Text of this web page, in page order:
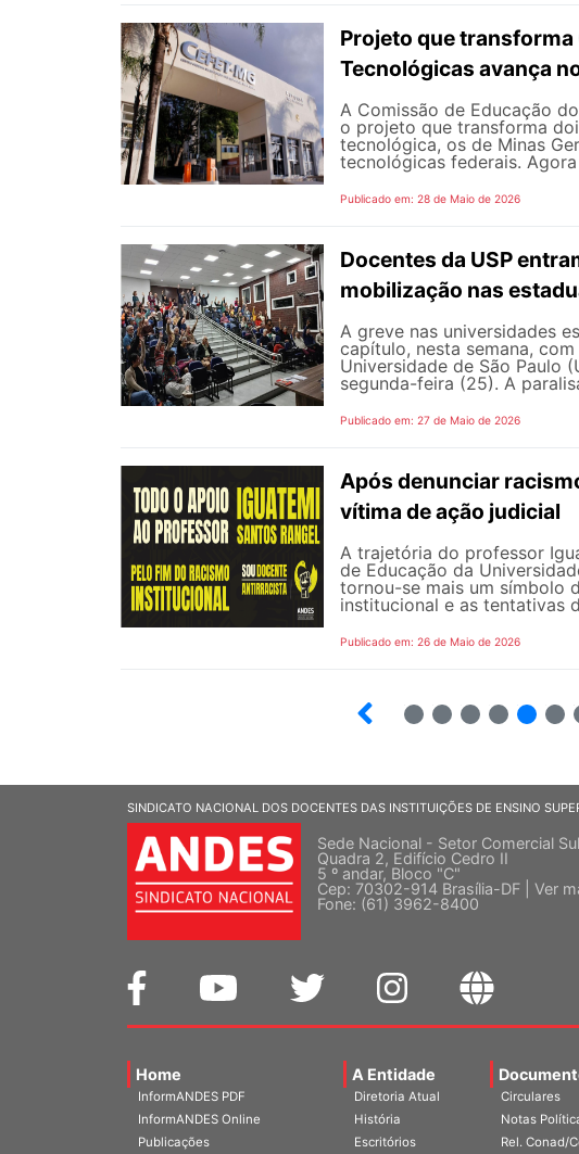
Projeto que
Tecnológicas avança
A Comissão de Educação
o projeto que transforma
tecnológica, os de Minas
tecnológicas federais.
Publicado em: 28 de Maio de 2026
Docentes da USP
mobilização nas
A greve nas universidades
capítulo, nesta semana,
Universidade de São Paulo
segunda-feira (25). A
Publicado em: 27 de Maio de 2026
Após denunciar
vítima de ação judicial
A trajetória do professor
de Educação da
tornou-se mais um símbolo
institucional e as tentativas
Publicado em: 26 de Maio de 2026
SINDICATO NACIONAL DOS DOCENTES DAS INSTITUIÇÕES DE ENSINO
Sede Nacional - Setor Comercial Sul
Quadra 2, Edifício Cedro II
5 º andar, Bloco "C"
Cep: 70302-914 Brasília-DF | Ver
Fone: (61) 3962-8400
Home
InformANDES PDF
InformANDES Online
Publicações
A Entidade
Diretoria Atual
História
Escritórios
Circulares
Notas
Rel. Conad/